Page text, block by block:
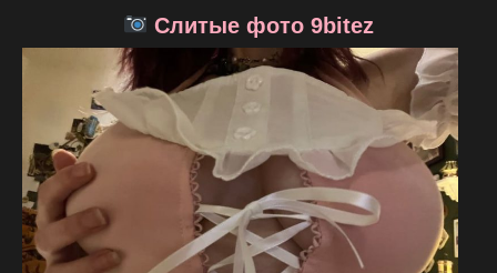
Слитые фото 9bitez